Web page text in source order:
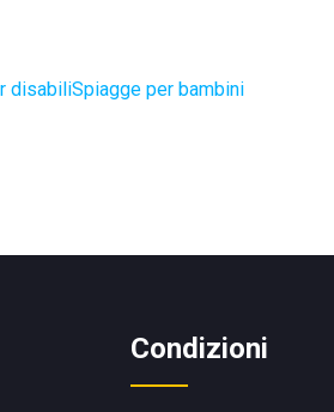
disabiliSpiagge per bambini
Condizioni